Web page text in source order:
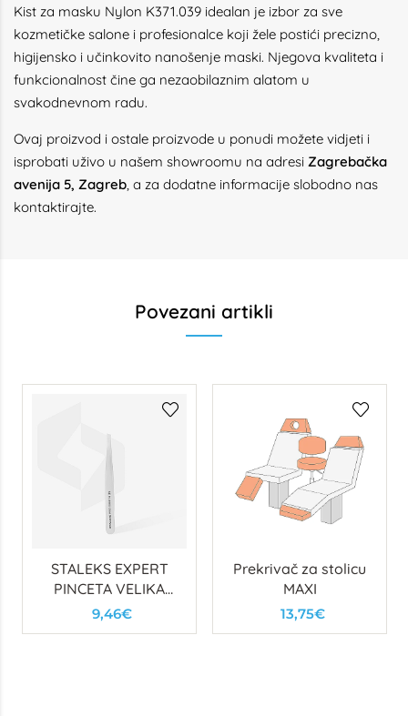
Kist za masku Nylon K371.039 idealan je izbor za sve
kozmetičke salone i profesionalce koji žele postići precizno,
higijensko i učinkovito nanošenje maski. Njegova kvaliteta i
funkcionalnost čine ga nezaobilaznim alatom u
svakodnevnom radu.
Ovaj proizvod i ostale proizvode u ponudi možete vidjeti i
isprobati uživo u našem showroomu na adresi Zagrebačka
avenija 5, Zagreb, a za dodatne informacije slobodno nas
kontaktirajte.
Povezani artikli
STALEKS EXPERT
PINCETA VELIKA
KOSI VRH
9,46€
Prekrivač za stolicu
MAXI
13,75€